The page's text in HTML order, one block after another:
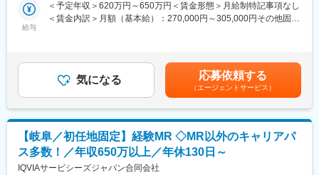
る「CSO」という業界で世界最大手の企業です。今回はIQVIAの
正社員として、クライアントである医療機器メーカーの名刺を持
■具体的な業務内容：
IQVIAにご入社後、新人研修を経たのちに、平均して2～3年単位
で実施される医療機器営業のプロジェクトに配属させていただき
ます。
医療機器の営業担当者として、クライアントである医療機器メー
カーの名刺を携えて基幹病院などの医師や看護師など医療従事者
の方々との面談を通して、製品に関わる情報提供や扱い方のレク
チャーなどの営業活動を行っていただきます。
給与
＜予定年収＞620万円～650万円＜賃金形態＞月給制特記事項なし
＜賃金内訳＞月額（基本給）：270,000円～305,000円その他固定
手当支給する。【補足】プロジェクト稼働手当(35,000円)、外勤
日当（1日1,500円／外勤3.5時間以上）■変動賞与制（6月・12
月・3月）※平均実績6ヶ月分■インセンティブ：3月（対象者）賃
金はあくまでも目安の金額であり、選考を通じて上下する可能性
があります。月給(月額)は固定手当を含めた表記です。
気になる 応募依頼する
（エージェントサービス）
【岐阜／初任地固定】経験MR ◇MR以外のキャリアパ
ス多数！／年収650万以上／年休130日～
IQVIAサービシーズジャパン合同会社